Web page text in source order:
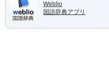
Weblio
国語辞典アプリ